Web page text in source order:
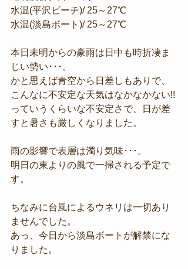
水温(平沢ビーチ)/ 25～27℃
水温(淡島ボート)/ 25～27℃
本日未明からの豪雨は日中も時折凄ま
じい勢い･･･。
かと思えば青空から日差しもありで、
こんなに不安定な天気はなかなかない!!
っていうくらいな不安定さで、日が差
すと暑さも厳しくなりました。
雨の影響で表層は濁り気味･･･。
明日の東よりの風で一掃される予定で
す。
ちなみに台風によるウネリは一切あり
ませんでした。
あっ、今日から淡島ボートが解禁にな
りました。